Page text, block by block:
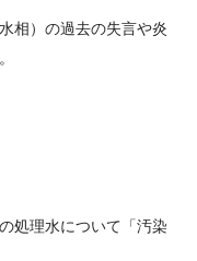
相）の過去の失言や炎
処理水について「汚染